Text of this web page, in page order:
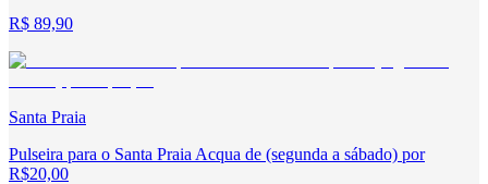
R$ 89,90
Santa Praia
Pulseira para o Santa Praia Acqua de (segunda a sábado) por
R$20,00